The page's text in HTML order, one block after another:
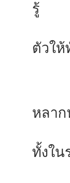
รู้
ด้า
ตัวใ
ส
หลาก
คว
ทั้งใน
แ